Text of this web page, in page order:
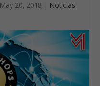
May 20, 2018 | Noticias